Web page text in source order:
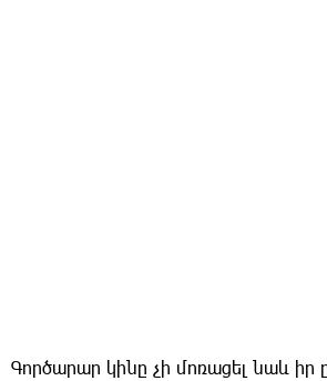
Գործարար կինը չի մոռացել նաև իր